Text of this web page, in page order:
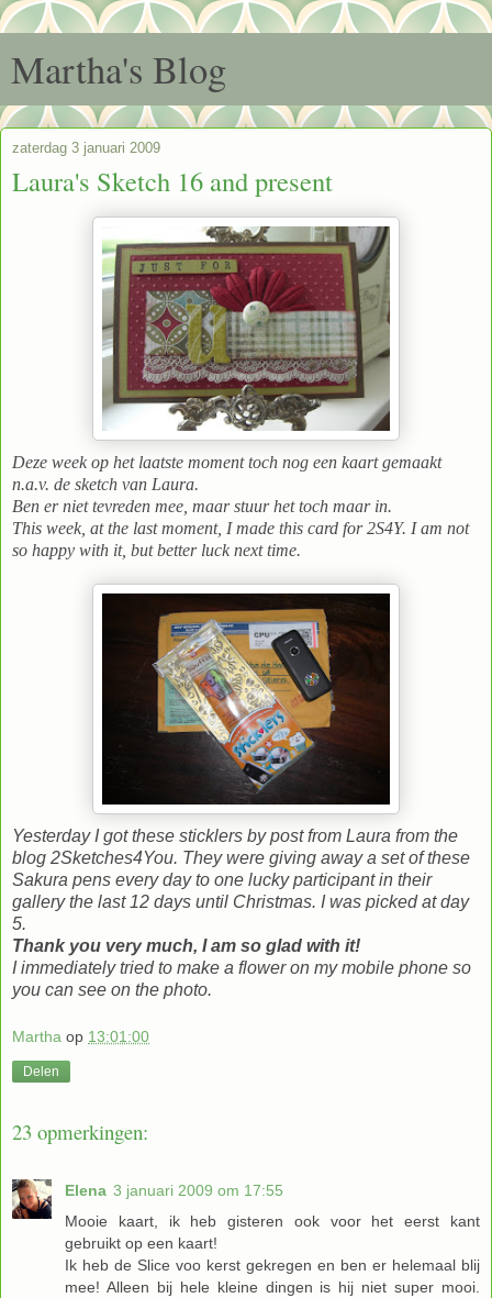
Martha's Blog
zaterdag 3 januari 2009
Laura's Sketch 16 and present
Deze week op het laatste moment toch nog een kaart gemaakt
n.a.v. de sketch van Laura.
Ben er niet tevreden mee, maar stuur het toch maar in.
This week, at the last moment, I made this card for 2S4Y. I am not
so happy with it, but better luck next time.
Yesterday I got these sticklers by post from Laura from the
blog 2Sketches4You. They were giving away a set of these
Sakura pens every day to one lucky participant in their
gallery the last 12 days until Christmas. I was picked at day
5.
Thank you very much, I am so glad with it!
I immediately tried to make a flower on my mobile phone so
you can see on the photo.
Martha op 13:01:00
Delen
23 opmerkingen:
Elena 3 januari 2009 om 17:55
Mooie kaart, ik heb gisteren ook voor het eerst kant
gebruikt op een kaart!
Ik heb de Slice voo kerst gekregen en ben er helemaal blij
mee! Alleen bij hele kleine dingen is hij niet super mooi.